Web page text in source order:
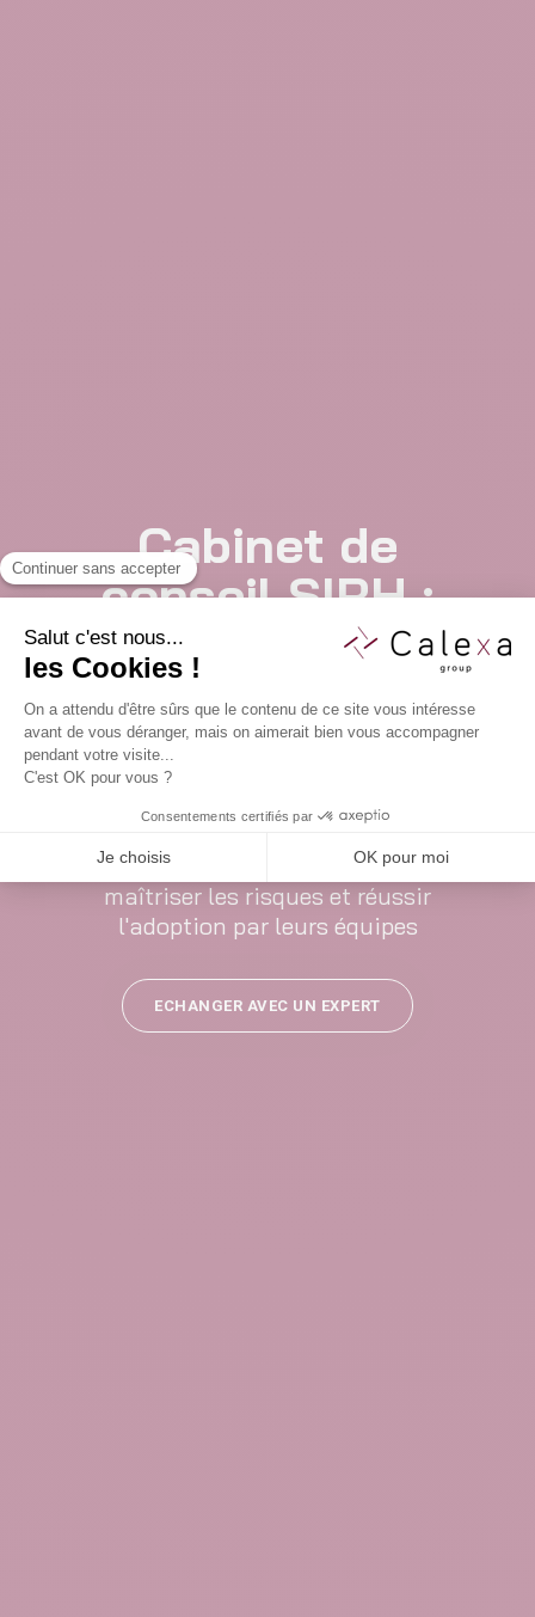
Cabinet de
conseil SIRH :
sécurisez vos
projets et votre
transformation
RH
les DRH à choisir les bonnes solutions,
maîtriser les risques et réussir
l'adoption par leurs équipes
ECHANGER AVEC UN EXPERT